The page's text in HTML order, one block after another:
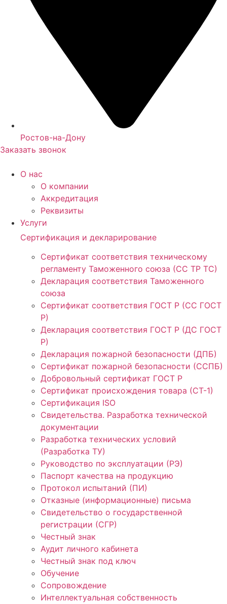
Ростов-на-Дону
Заказать звонок
О нас
О компании
Аккредитация
Реквизиты
Услуги
Сертификация и декларирование
Сертификат соответствия техническому
регламенту Таможенного союза (СС ТР ТС)
Декларация соответствия Таможенного
союза
Сертификат соответствия ГОСТ Р (СС ГОСТ
Р)
Декларация соответствия ГОСТ Р (ДС ГОСТ
Р)
Декларация пожарной безопасности (ДПБ)
Сертификат пожарной безопасности (ССПБ)
Добровольный сертификат ГОСТ Р
Сертификат происхождения товара (СТ-1)
Сертификация ISO
Свидетельства. Разработка технической
документации
Разработка технических условий
(Разработка ТУ)
Руководство по эксплуатации (РЭ)
Паспорт качества на продукцию
Протокол испытаний (ПИ)
Отказные (информационные) письма
Свидетельство о государственной
регистрации (СГР)
Честный знак
Аудит личного кабинета
Честный знак под ключ
Обучение
Сопровождение
Интеллектуальная собственность